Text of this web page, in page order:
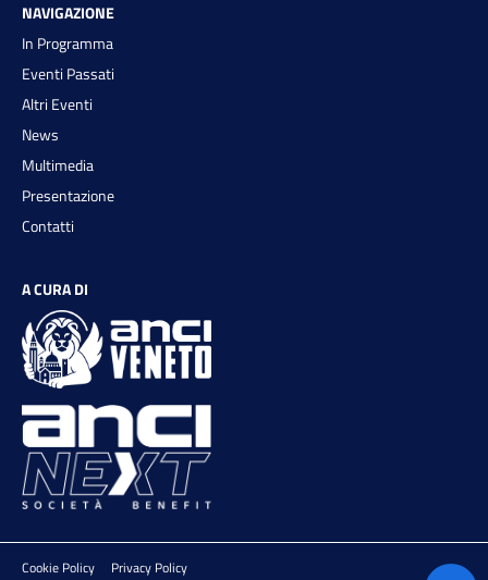
NAVIGAZIONE
In Programma
Eventi Passati
Altri Eventi
News
Multimedia
Presentazione
Contatti
A CURA DI
Cookie Policy Privacy Policy